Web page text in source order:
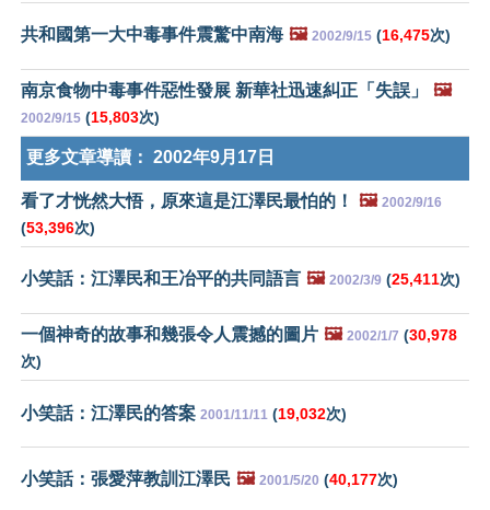
共和國第一大中毒事件震驚中南海 🖼️ 2002/9/15 (16,475次)
南京食物中毒事件惡性發展 新華社迅速糾正「失誤」 🖼️
2002/9/15 (15,803次)
更多文章導讀： 2002年9月17日
看了才恍然大悟，原來這是江澤民最怕的！ 🖼️ 2002/9/16
(53,396次)
小笑話：江澤民和王冶平的共同語言 🖼️ 2002/3/9 (25,411次)
一個神奇的故事和幾張令人震撼的圖片 🖼️ 2002/1/7 (30,978
次)
小笑話：江澤民的答案 2001/11/11 (19,032次)
小笑話：張愛萍教訓江澤民 🖼️ 2001/5/20 (40,177次)